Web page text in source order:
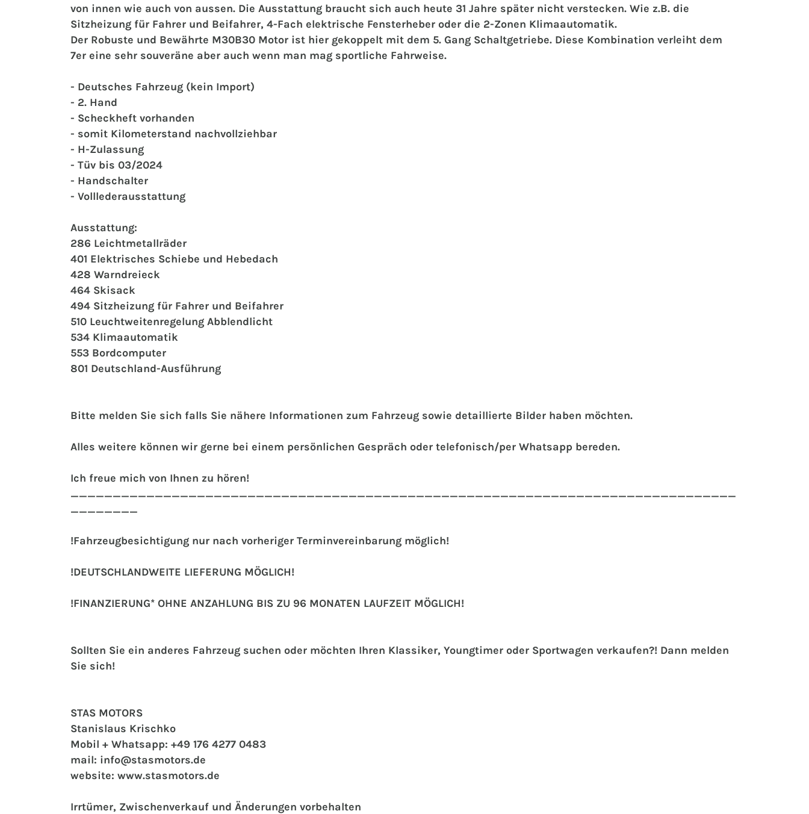
von innen wie auch von aussen. Die Ausstattung braucht sich auch heute 31 Jahre später nicht verstecken. Wie z.B. die
Sitzheizung für Fahrer und Beifahrer, 4-Fach elektrische Fensterheber oder die 2-Zonen Klimaautomatik.
Der Robuste und Bewährte M30B30 Motor ist hier gekoppelt mit dem 5. Gang Schaltgetriebe. Diese Kombination verleiht dem
7er eine sehr souveräne aber auch wenn man mag sportliche Fahrweise.
- Deutsches Fahrzeug (kein Import)
- 2. Hand
- Scheckheft vorhanden
- somit Kilometerstand nachvollziehbar
- H-Zulassung
- Tüv bis 03/2024
- Handschalter
- Volllederausstattung
Ausstattung:
286 Leichtmetallräder
401 Elektrisches Schiebe und Hebedach
428 Warndreieck
464 Skisack
494 Sitzheizung für Fahrer und Beifahrer
510 Leuchtweitenregelung Abblendlicht
534 Klimaautomatik
553 Bordcomputer
801 Deutschland-Ausführung
Bitte melden Sie sich falls Sie nähere Informationen zum Fahrzeug sowie detaillierte Bilder haben möchten.
Alles weitere können wir gerne bei einem persönlichen Gespräch oder telefonisch/per Whatsapp bereden.
Ich freue mich von Ihnen zu hören!
_______________________________________________________________________________
________
!Fahrzeugbesichtigung nur nach vorheriger Terminvereinbarung möglich!
!DEUTSCHLANDWEITE LIEFERUNG MÖGLICH!
!FINANZIERUNG* OHNE ANZAHLUNG BIS ZU 96 MONATEN LAUFZEIT MÖGLICH!
Sollten Sie ein anderes Fahrzeug suchen oder möchten Ihren Klassiker, Youngtimer oder Sportwagen verkaufen?! Dann melden
Sie sich!
STAS MOTORS
Stanislaus Krischko
Mobil + Whatsapp: +49 176 4277 0483
mail: info@stasmotors.de
website: www.stasmotors.de
Irrtümer, Zwischenverkauf und Änderungen vorbehalten